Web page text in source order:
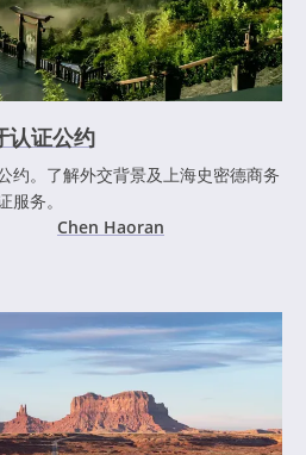
认证公约
约。了解外交背景及上海史密德商务
服务。
Chen Haoran